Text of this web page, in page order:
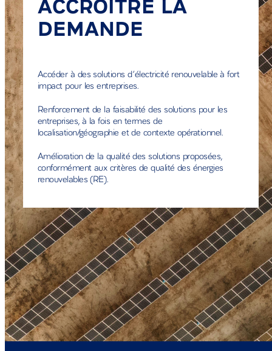
DEMANDE
Accéder à des solutions d’électricité renouvelable à fort
impact pour les entreprises.
Renforcement de la faisabilité des solutions pour les
entreprises, à la fois en termes de
localisation/géographie et de contexte opérationnel.
Amélioration de la qualité des solutions proposées,
conformément aux critères de qualité des énergies
renouvelables (RE).